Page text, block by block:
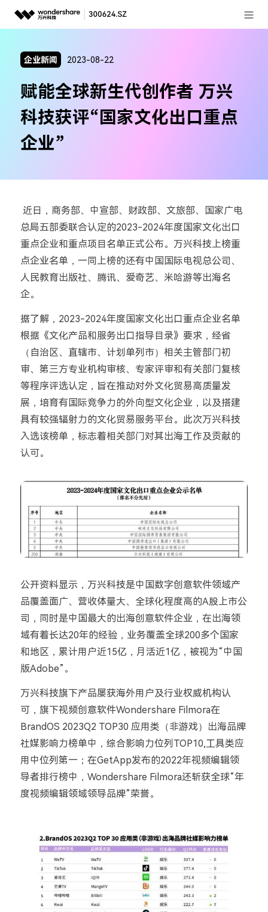
AIGC数字创意
实用工具
关于万兴
客服热线：4000-300624
企业新闻 2023-08-22
赋能全球新生代创作者 万兴
科技获评“国家文化出口重点
企业”
近日，商务部、中宣部、财政部、文旅部、国家广电
总局五部委联合认定的2023-2024年度国家文化出口
重点企业和重点项目名单正式公布。万兴科技上榜重
点企业名单，一同上榜的还有中国国际电视总公司、
人民教育出版社、腾讯、爱奇艺、米哈游等出海名
企。
据了解， 2023-2024年度国家文化出口重点企业名单
根据《文化产品和服务出口指导目录》要求，经省
（自治区、直辖市、计划单列市）相关主管部门初
审、第三方专业机构审核、专家评审和有关部门复核
等程序评选认定，旨在推动对外文化贸易高质量发
展，培育有国际竞争力的外向型文化企业，以及搭建
具有较强辐射力的文化贸易服务平台。此次万兴科技
入选该榜单，标志着相关部门对其出海工作及贡献的
认可。
公开资料显示，万兴科技是中国数字创意软件领域产
品覆盖面广、营收体量大、全球化程度高的A股上市公
司，同时是中国最大的出海创意软件企业，在出海领
域有着长达20年的经验，业务覆盖全球200多个国家
和地区，累计用户近15亿，月活近1亿，被视为“中国
版Adobe” 。
万兴科技旗下产品屡获海外用户及行业权威机构认
可，旗下视频创意软件Wondershare Filmora在
BrandOS 2023Q2 TOP30 应用类（非游戏）出海品牌
社媒影响力榜单中，综合影响力位列 TOP10,工具类应
用中位列第一；在GetApp发布的2022年视频编辑领
导者排行榜中， Wondershare Filmora还斩获全球“年
度视频编辑领域领导品牌”荣誉。